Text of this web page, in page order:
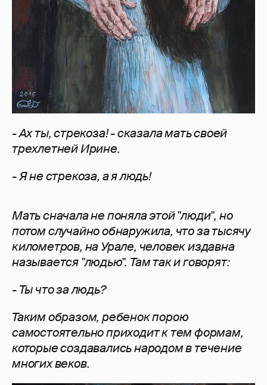
- Ах ты, стрекоза! - сказала мать своей
трехлетней Ирине.
- Я не стрекоза, а я людь!
Мать сначала не поняла этой "люди", но
потом случайно обнаружила, что за тысячу
километров, на Урале, человек издавна
называется "людью". Там так и говорят:
- Ты что за людь?
Таким образом, ребенок порою
самостоятельно приходит к тем формам,
которые создавались народом в течение
многих веков.